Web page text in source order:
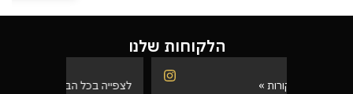
הלקוחות שלנו
לצפייה בכל הביקורות »